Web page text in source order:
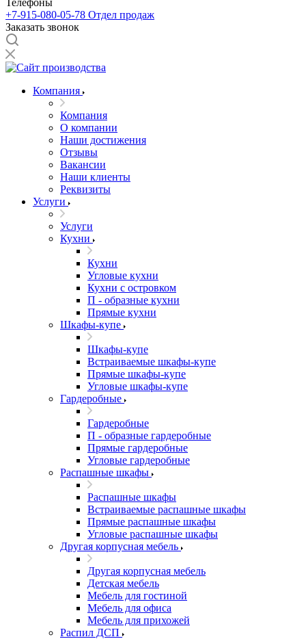
+7-915-080-05-78 Отдел продаж
Заказать звонок
Компания
Компания
О компании
Наши достижения
Отзывы
Вакансии
Наши клиенты
Реквизиты
Услуги
Услуги
Кухни
Кухни
Угловые кухни
Кухни с островком
П - образные кухни
Прямые кухни
Шкафы-купе
Шкафы-купе
Встраиваемые шкафы-купе
Прямые шкафы-купе
Угловые шкафы-купе
Гардеробные
Гардеробные
П - образные гардеробные
Прямые гардеробные
Угловые гардеробные
Распашные шкафы
Распашные шкафы
Встраиваемые распашные шкафы
Прямые распашные шкафы
Угловые распашные шкафы
Другая корпусная мебель
Другая корпусная мебель
Детская мебель
Мебель для гостиной
Мебель для офиса
Мебель для прихожей
Распил ДСП